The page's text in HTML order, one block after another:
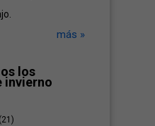
más »
los
invierno